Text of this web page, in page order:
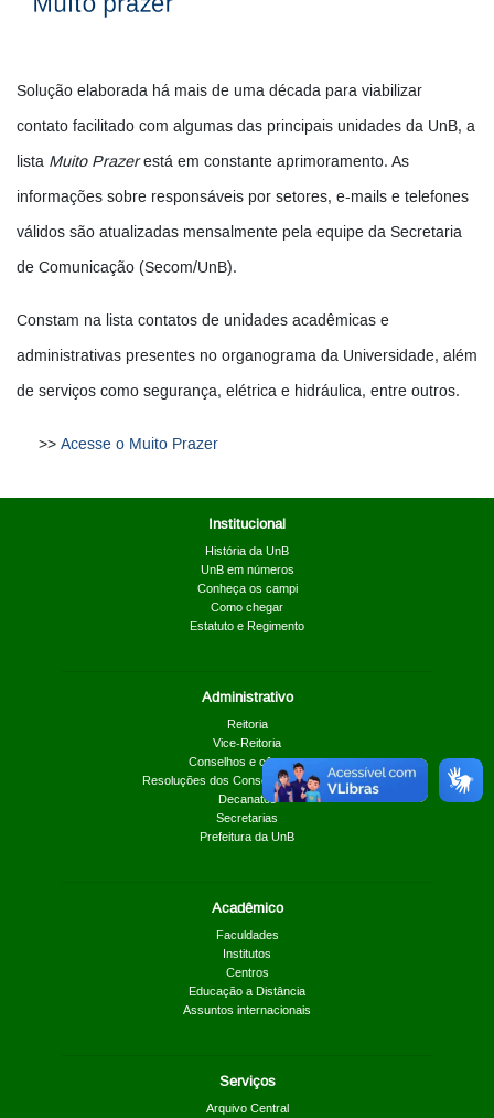
Solução elaborada há mais de uma década para viabilizar
contato facilitado com algumas das principais unidades da UnB, a
lista Muito Prazerestá em constante aprimoramento. As
informações sobre responsáveis por setores, e-mails e telefones
válidos são atualizadas mensalmente pela equipe da Secretaria
de Comunicação (Secom/UnB).
Constam na lista contatos de unidades acadêmicas e
administrativas presentes no organograma da Universidade, além
de serviços como segurança, elétrica e hidráulica, entre outros.
Acesse o Muito Prazer
Institucional
História da UnB
UnB em números
Conheça os campi
Como chegar
Estatuto e Regimento
Administrativo
Reitoria
Vice-Reitoria
Conselhos e câmaras
Resoluções dos Conselhos Superiores
Decanatos
Secretarias
Prefeitura da UnB
Acadêmico
Faculdades
Institutos
Centros
Educação a Distância
Assuntos internacionais
Serviços
Arquivo Central